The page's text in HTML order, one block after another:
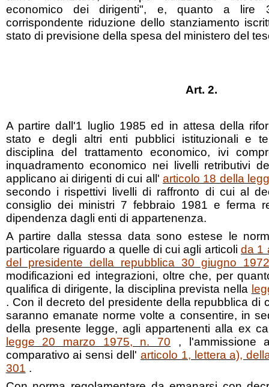
economico dei dirigenti", e, quanto a lire
corrispondente riduzione dello stanziamento
stato di previsione della spesa del ministero del
Art. 2.
A partire dall'1 luglio 1985 ed in attesa della
stato e degli altri enti pubblici istituzionali e
disciplina del trattamento economico, ivi
inquadramento economico nei livelli retributivi
applicano ai dirigenti di cui all' articolo 18 della
secondo i rispettivi livelli di raffronto di cui al
consiglio dei ministri 7 febbraio 1981 e ferma
dipendenza dagli enti di appartenenza.
A partire dalla stessa data sono estese le
particolare riguardo a quelle di cui agli articoli da 1
del presidente della repubblica 30 giugno
modificazioni ed integrazioni, oltre che, per
qualifica di dirigente, la disciplina prevista nella
. Con il decreto del presidente della repubblica di
saranno emanate norme volte a consentire, in
della presente legge, agli appartenenti alla ex
legge 20 marzo 1975, n. 70 , l'ammissione
comparativo ai sensi dell' articolo 1, lettera a),
301 .